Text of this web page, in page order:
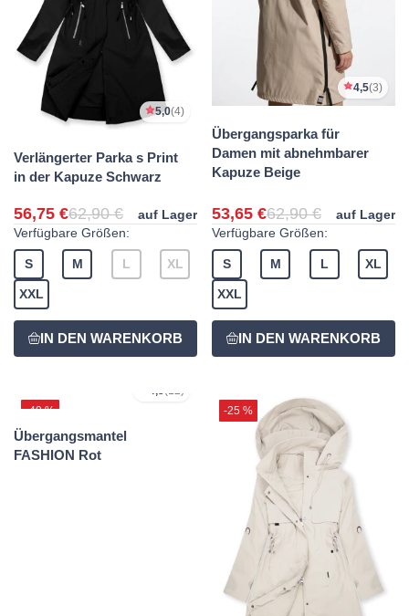
5,0(4)
Verlängerter Parka s Print
in der Kapuze Schwarz
56,75 €62,90 €
auf Lager
Verfügbare Größen:
S M L XL
XXL
4,5(3)
Übergangsparka für
Damen mit abnehmbarer
Kapuze Beige
53,65 €62,90 €
auf Lager
Verfügbare Größen:
S M L XL
XXL
-40 %
Unser Tipp
-25 %